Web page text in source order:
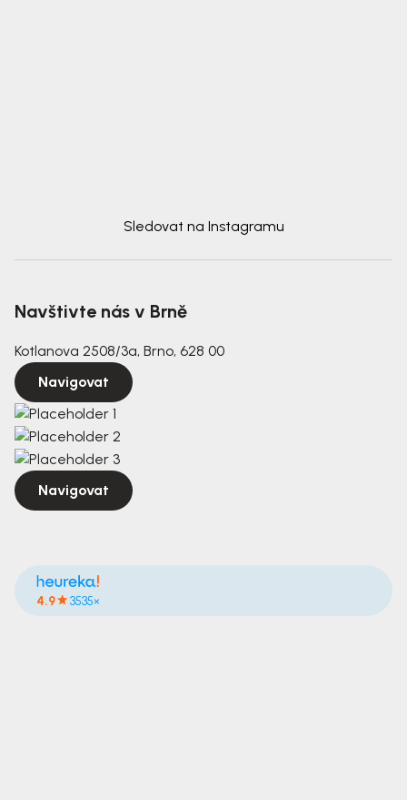
Sledovat na Instagramu
Navštivte nás v Brně
Kotlanova 2508/3a, Brno, 628 00
Navigovat
Navigovat
4.9 3535×